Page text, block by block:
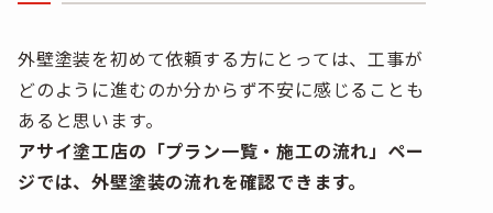
外壁塗装を初めて依頼する方にとっては、工事が
どのように進むのか分からず不安に感じることも
あると思います。
アサイ塗工店の「プラン一覧・施工の流れ 」ペー
ジでは、外壁塗装の流れを確認できます。